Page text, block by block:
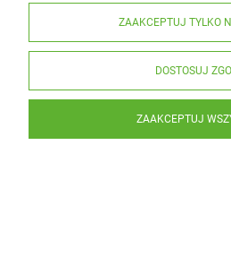
ZAAKCEPTUJ TYLKO
DOSTOSUJ
ZAAKCEPTUJ